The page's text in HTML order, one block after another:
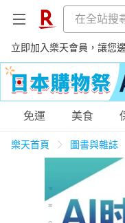
立即加入樂天會員，讓您
購物網分類
免運 美食
樂天首頁 圖書與雜誌